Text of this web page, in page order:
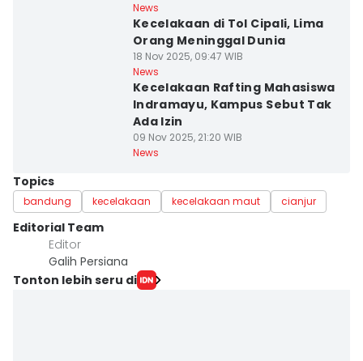
News
Kecelakaan di Tol Cipali, Lima
Orang Meninggal Dunia
18 Nov 2025, 09:47 WIB
News
Kecelakaan Rafting Mahasiswa
Indramayu, Kampus Sebut Tak
Ada Izin
09 Nov 2025, 21:20 WIB
News
Topics
bandung kecelakaan kecelakaan maut cianjur
Editorial Team
Editor
Galih Persiana
Tonton lebih seru di